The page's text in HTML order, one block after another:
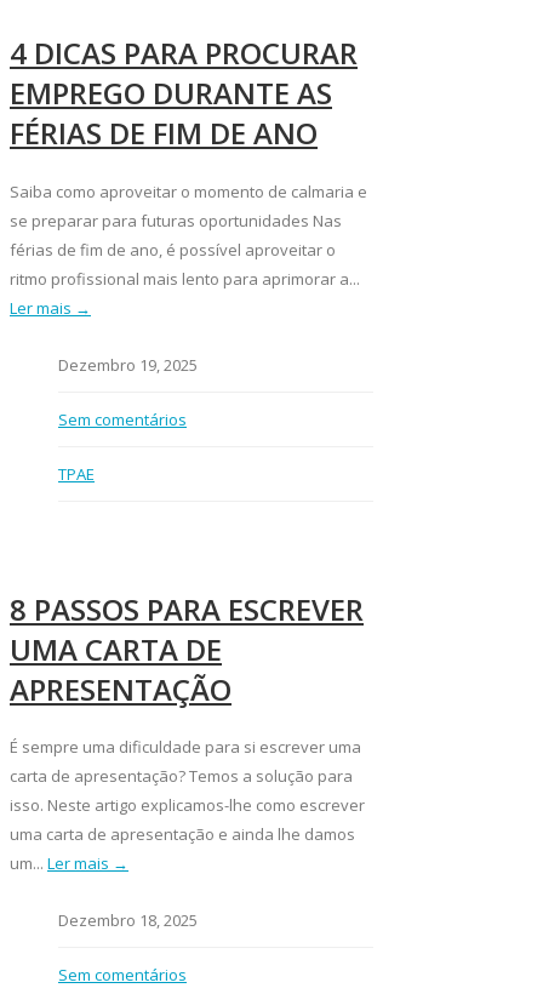
4 DICAS PARA PROCURAR
EMPREGO DURANTE AS
FÉRIAS DE FIM DE ANO
Saiba como aproveitar o momento de calmaria e
se preparar para futuras oportunidades Nas
férias de fim de ano, é possível aproveitar o
ritmo profissional mais lento para aprimorar a...
Ler mais →
Dezembro 19, 2025
Sem comentários
TPAE
8 PASSOS PARA ESCREVER
UMA CARTA DE
APRESENTAÇÃO
É sempre uma dificuldade para si escrever uma
carta de apresentação? Temos a solução para
isso. Neste artigo explicamos-lhe como escrever
uma carta de apresentação e ainda lhe damos
um... Ler mais →
Dezembro 18, 2025
Sem comentários